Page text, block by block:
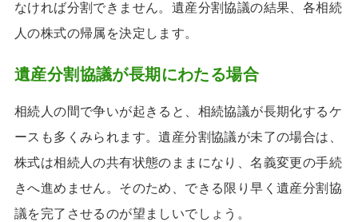
なければ分割できません。遺産分割協議の結果、各相続
人の株式の帰属を決定します。
遺産分割協議が長期にわたる場合
相続人の間で争いが起きると、相続協議が長期化するケ
ースも多くみられます。遺産分割協議が未了の場合は、
株式は相続人の共有状態のままになり、名義変更の手続
きへ進めません。そのため、できる限り早く遺産分割協
議を完了させるのが望ましいでしょう。